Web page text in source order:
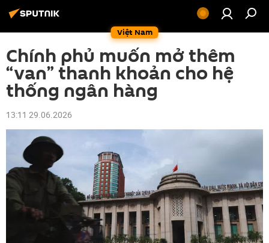
Việt Nam
Chính phủ muốn mở thêm
“van” thanh khoản cho hệ
thống ngân hàng
13:11 29.06.2026